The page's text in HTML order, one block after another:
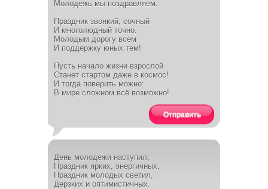
Молодежь мы поздравляем.
Праздник звонкий, сочный
И многолюдный точно.
Молодым дорогу всем
И поддержку юных тем!
Пусть начало жизни взрослой
Станет стартом даже в космос!
И тогда поверить можно:
В мире сложном всё возможно!
Отправить
День молодежи наступил,
Праздник ярких, энергичных,
Праздник молодых светил,
Дерзких и оптимистичных.